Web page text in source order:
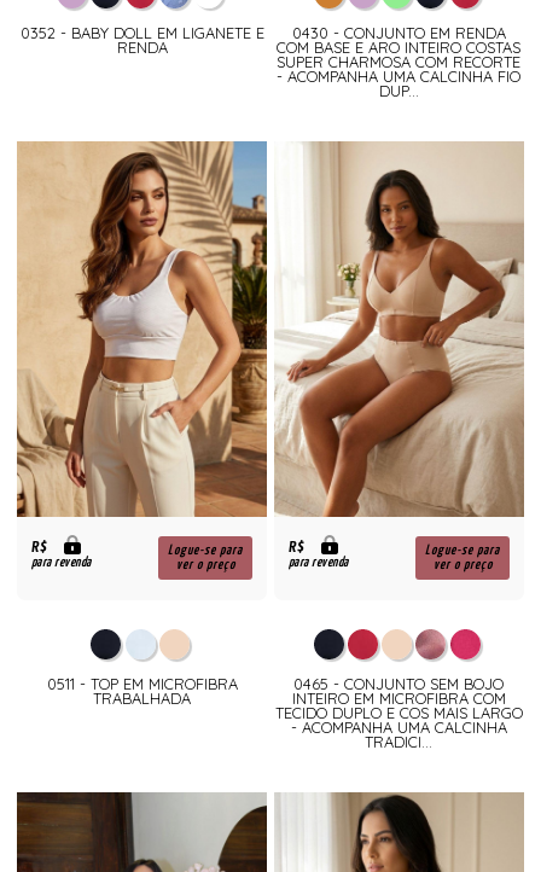
0352 - BABY DOLL EM LIGANETE E
RENDA
0430 - CONJUNTO EM RENDA
COM BASE E ARO INTEIRO COSTAS
SUPER CHARMOSA COM RECORTE
- ACOMPANHA UMA CALCINHA FIO
DUP...
R$
para revenda
Logue-se para
ver o preço
0511 - TOP EM MICROFIBRA
TRABALHADA
R$
para revenda
Logue-se para
ver o preço
0465 - CONJUNTO SEM BOJO
INTEIRO EM MICROFIBRA COM
TECIDO DUPLO E COS MAIS LARGO
- ACOMPANHA UMA CALCINHA
TRADICI...